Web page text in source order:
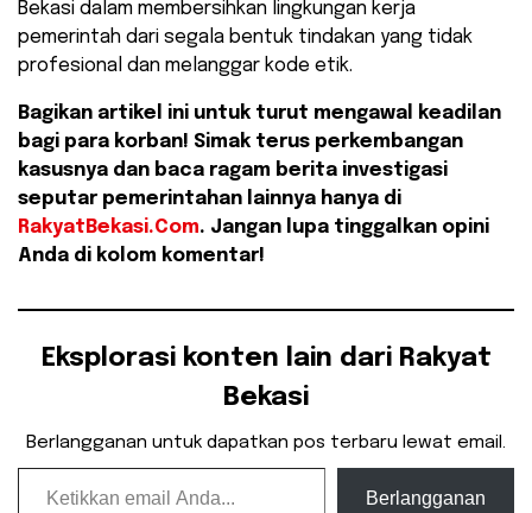
Bekasi dalam membersihkan lingkungan kerja
pemerintah dari segala bentuk tindakan yang tidak
profesional dan melanggar kode etik.
Bagikan artikel ini untuk turut mengawal keadilan
bagi para korban! Simak terus perkembangan
kasusnya dan baca ragam berita investigasi
seputar pemerintahan lainnya hanya di
RakyatBekasi.Com. Jangan lupa tinggalkan opini
Anda di kolom komentar!
Eksplorasi konten lain dari Rakyat
Bekasi
Berlangganan untuk dapatkan pos terbaru lewat email.
Ketikkan email Anda...
Berlangganan